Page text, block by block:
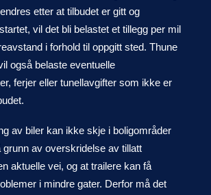
etter at tilbudet er gitt og
vil det bli belastet et tillegg per mil
i forhold til oppgitt sted. Thune
også belaste eventuelle
ferjer eller tunellavgifter som ikke er
av biler kan ikke skje i boligområder
grunn av overskridelse av tillatt
aktuelle vei, og at trailere kan få
i mindre gater. Derfor må det